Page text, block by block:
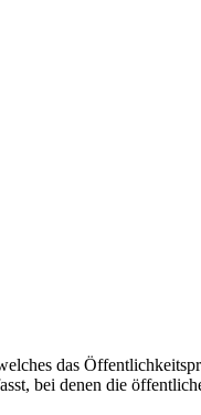
das
bei denen die